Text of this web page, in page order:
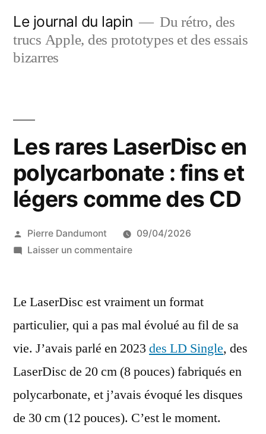
contenu
Le journal du lapin
Du rétro, des
trucs Apple, des prototypes et des essais
bizarres
Les rares LaserDisc en
polycarbonate : fins et
légers comme des CD
Publié
par
Pierre Dandumont
09/04/2026
Laisser un commentairesur
LaserDisc
polycarbonate
:
et
légers
comme
Le LaserDisc est vraiment un format
particulier, qui a pas mal évolué au fil de sa
vie. J’avais parlé en 2023 des LD Single, des
LaserDisc de 20 cm (8 pouces) fabriqués en
polycarbonate, et j’avais évoqué les disques
de 30 cm (12 pouces). C’est le moment.